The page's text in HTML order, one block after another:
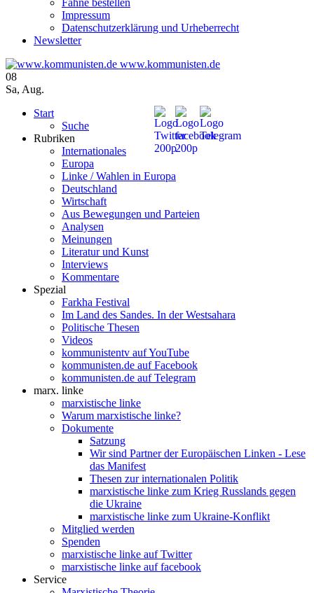
Impressum
Datenschutzerklärung und Urheberrecht
Newsletter
www.kommunisten.de
08
Sa, Aug.
Start
Suche
Rubriken
Internationales
Europa
Linke / Wahlen in Europa
Deutschland
Wirtschaft
Aus Bewegungen und Parteien
Analysen
Meinungen
Literatur und Kunst
Interviews
Kommentare
Spezial
Farkha Festival
Im Land des Sandes. In der Westsahara
Politische Thesen
Videos
kommunistentv auf YouTube
kommunisten.de auf Facebook
kommunisten.de auf Telegram
marx. linke
marxistische linke
Warum marxistische linke?
Dokumente
Satzung
Wir sind Partner der Europäischen Linken - Lese
das Manifest
Thesen zur internationalen Politik
marxistische linke zum Krieg Russlands gegen
die Ukraine
marxistische linke zum Ukraine-Konflikt
Mitglied werden
Spenden
marxistische linke auf Twitter
marxistische linke auf facebook
Service